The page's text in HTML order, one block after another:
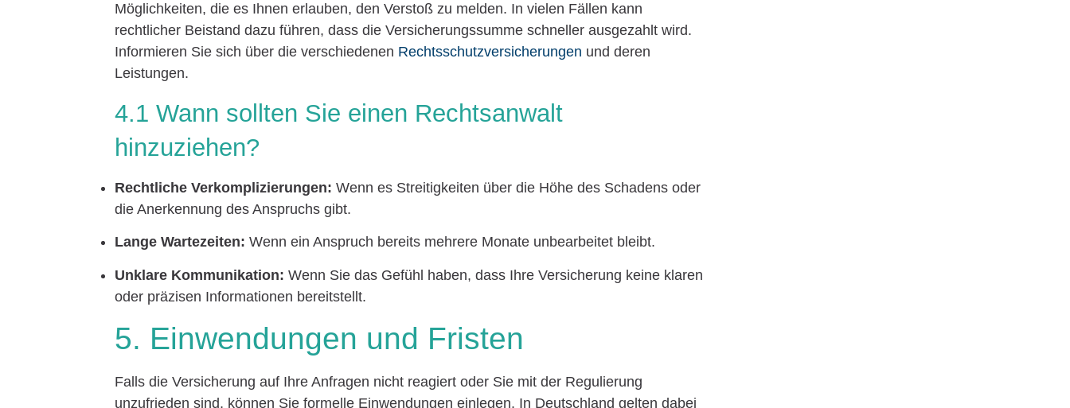
Möglichkeiten, die es Ihnen erlauben, den Verstoß zu melden. In vielen Fällen kann
rechtlicher Beistand dazu führen, dass die Versicherungssumme schneller ausgezahlt wird.
Informieren Sie sich über die verschiedenen Rechtsschutzversicherungen und deren
Leistungen.
4.1 Wann sollten Sie einen Rechtsanwalt
hinzuziehen?
Rechtliche Verkomplizierungen: Wenn es Streitigkeiten über die Höhe des Schadens oder
die Anerkennung des Anspruchs gibt.
Lange Wartezeiten: Wenn ein Anspruch bereits mehrere Monate unbearbeitet bleibt.
Unklare Kommunikation: Wenn Sie das Gefühl haben, dass Ihre Versicherung keine klaren
oder präzisen Informationen bereitstellt.
5. Einwendungen und Fristen
Falls die Versicherung auf Ihre Anfragen nicht reagiert oder Sie mit der Regulierung
unzufrieden sind, können Sie formelle Einwendungen einlegen. In Deutschland gelten dabei